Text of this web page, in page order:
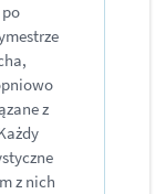
z
z nich